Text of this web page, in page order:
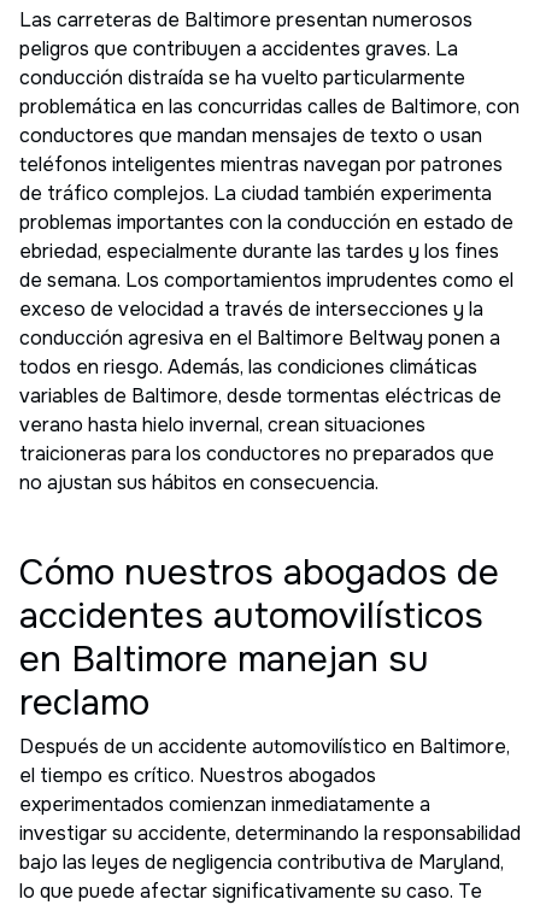
Las carreteras de Baltimore presentan numerosos
peligros que contribuyen a accidentes graves. La
conducción distraída se ha vuelto particularmente
problemática en las concurridas calles de Baltimore, con
conductores que mandan mensajes de texto o usan
teléfonos inteligentes mientras navegan por patrones
de tráfico complejos. La ciudad también experimenta
problemas importantes con la conducción en estado de
ebriedad, especialmente durante las tardes y los fines
de semana. Los comportamientos imprudentes como el
exceso de velocidad a través de intersecciones y la
conducción agresiva en el Baltimore Beltway ponen a
todos en riesgo. Además, las condiciones climáticas
variables de Baltimore, desde tormentas eléctricas de
verano hasta hielo invernal, crean situaciones
traicioneras para los conductores no preparados que
no ajustan sus hábitos en consecuencia.
Cómo nuestros abogados de
accidentes automovilísticos
en Baltimore manejan su
reclamo
Después de un accidente automovilístico en Baltimore,
el tiempo es crítico. Nuestros abogados
experimentados comienzan inmediatamente a
investigar su accidente, determinando la responsabilidad
bajo las leyes de negligencia contributiva de Maryland,
lo que puede afectar significativamente su caso. Te